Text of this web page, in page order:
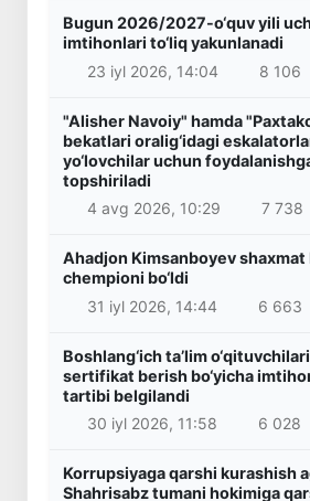
Bugun 2026/2027-o‘quv yili
imtihonlari to‘liq yakunlanadi
23 iyl 2026, 14:04
8 106
"Alisher Navoiy" hamda
bekatlari oralig‘idagi
yo‘lovchilar uchun
topshiriladi
4 avg 2026, 10:29
7 738
Ahadjon Kimsanboyev shaxmat
chempioni bo‘ldi
31 iyl 2026, 14:44
6 663
Boshlang‘ich ta’lim
sertifikat berish bo‘yicha
tartibi belgilandi
30 iyl 2026, 11:58
6 028
Korrupsiyaga qarshi kurashish
Shahrisabz tumani hokimiga